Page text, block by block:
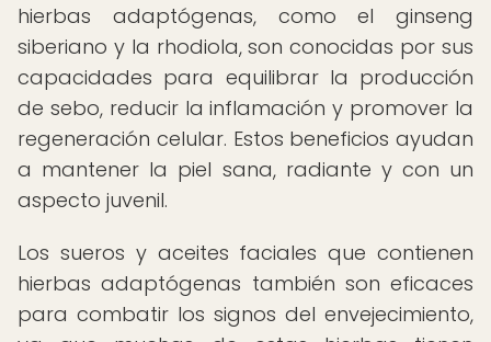
hierbas adaptógenas, como el ginseng
siberiano y la rhodiola, son conocidas por sus
capacidades para equilibrar la producción
de sebo, reducir la inflamación y promover la
regeneración celular. Estos beneficios ayudan
a mantener la piel sana, radiante y con un
aspecto juvenil.
Los sueros y aceites faciales que contienen
hierbas adaptógenas también son eficaces
para combatir los signos del envejecimiento,